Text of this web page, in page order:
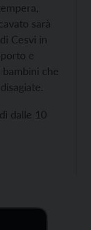
sarà
Cesvi in
e
che
dalle 10